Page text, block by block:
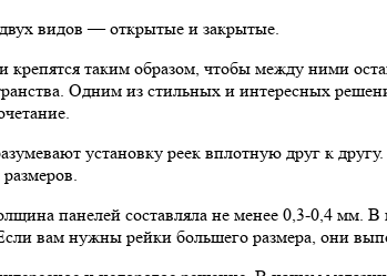
видов — открытые и закрытые.
таким образом, чтобы между ними
Одним из стильных и интересных
установку реек вплотную друг к
панелей составляла не менее 0,3-0,4 мм.
вам нужны рейки большего размера, они